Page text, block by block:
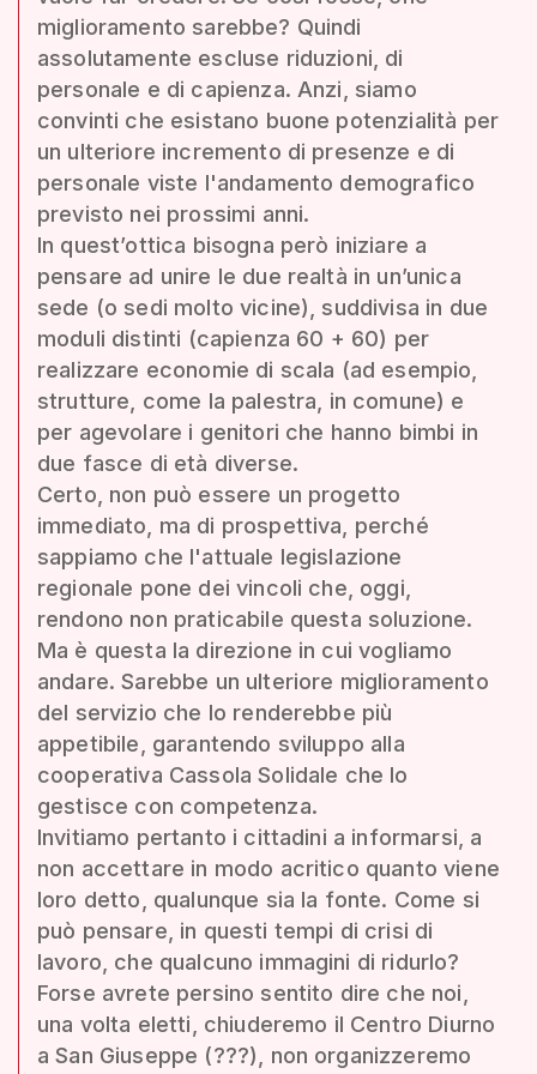
miglioramento sarebbe? Quindi
assolutamente escluse riduzioni, di
personale e di capienza. Anzi, siamo
convinti che esistano buone potenzialità per
un ulteriore incremento di presenze e di
personale viste l'andamento demografico
previsto nei prossimi anni.
In quest’ottica bisogna però iniziare a
pensare ad unire le due realtà in un’unica
sede (o sedi molto vicine), suddivisa in due
moduli distinti (capienza 60 + 60) per
realizzare economie di scala (ad esempio,
strutture, come la palestra, in comune) e
per agevolare i genitori che hanno bimbi in
due fasce di età diverse.
Certo, non può essere un progetto
immediato, ma di prospettiva, perché
sappiamo che l'attuale legislazione
regionale pone dei vincoli che, oggi,
rendono non praticabile questa soluzione.
Ma è questa la direzione in cui vogliamo
andare. Sarebbe un ulteriore miglioramento
del servizio che lo renderebbe più
appetibile, garantendo sviluppo alla
cooperativa Cassola Solidale che lo
gestisce con competenza.
Invitiamo pertanto i cittadini a informarsi, a
non accettare in modo acritico quanto viene
loro detto, qualunque sia la fonte. Come si
può pensare, in questi tempi di crisi di
lavoro, che qualcuno immagini di ridurlo?
Forse avrete persino sentito dire che noi,
una volta eletti, chiuderemo il Centro Diurno
a San Giuseppe (???), non organizzeremo